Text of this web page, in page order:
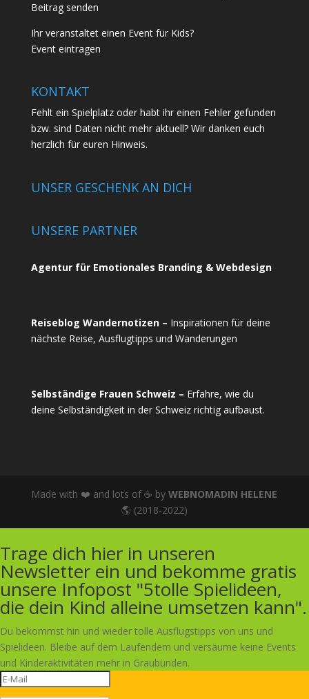
Beitrag senden
Ihr veranstaltet einen Event für Kids?
Event eintragen
KONTAKT
Fehlt ein Spielplatz oder habt ihr einen Fehler gefunden
bzw. sind Daten nicht mehr aktuell? Wir danken euch
herzlich für euren Hinweis.
UNSER GESCHENK AN DICH
UNSERE PARTNER
Agentur für Emotionales Branding & Webdesign
Reiseblog Wandernotizen – Inspirationen für deine
nächste Reise, Ausflugtipps und Wanderungen
Selbständige Frauen Schweiz – Erfahre, wie du
deine Selbständigkeit in der Schweiz richtig aufbaust.
Made with ❤️ and lots of ☕ byWEBNOMADIN HELENE
🌎 (2018-2022)
Trage dich hier in unseren
Newsletter ein und bekomme gratis
unsere Infopost "5tolle Spielideen,
die dein Kind alleine umsetzen kann".
Du bekommst hin und wieder tolle Ausflugstipps von uns und
Spielideen. Bleibe auf dem Laufendem und versäume keine Events
und Kinderaktivitäten mehr in Graubünden.